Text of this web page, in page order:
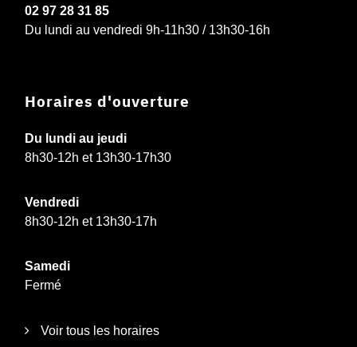
02 97 28 31 85
Du lundi au vendredi 9h-11h30 / 13h30-16h
Horaires d'ouverture
Du lundi au jeudi
8h30-12h et 13h30-17h30
Vendredi
8h30-12h et 13h30-17h
Samedi
Fermé
Voir tous les horaires